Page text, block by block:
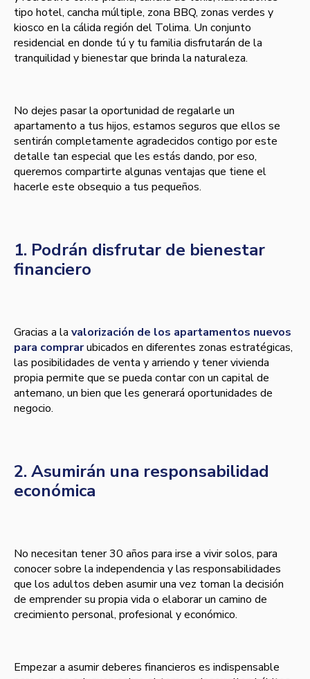
tipo hotel, cancha múltiple, zona BBQ, zonas verdes y
kiosco en la cálida región del Tolima. Un conjunto
residencial en donde tú y tu familia disfrutarán de la
tranquilidad y bienestar que brinda la naturaleza.
No dejes pasar la oportunidad de regalarle un
apartamento a tus hijos, estamos seguros que ellos se
sentirán completamente agradecidos contigo por este
detalle tan especial que les estás dando, por eso,
queremos compartirte algunas ventajas que tiene el
hacerle este obsequio a tus pequeños.
1. Podrán disfrutar de bienestar
financiero
Gracias a la valorización de los apartamentos nuevos
para comprarubicados en diferentes zonas estratégicas,
las posibilidades de venta y arriendo y tener vivienda
propia permite que se pueda contar con un capital de
antemano, un bien que les generará oportunidades de
negocio.
2. Asumirán una responsabilidad
económica
No necesitan tener 30 años para irse a vivir solos, para
conocer sobre la independencia y las responsabilidades
que los adultos deben asumir una vez toman la decisión
de emprender su propia vida o elaborar un camino de
crecimiento personal, profesional y económico.
Empezar a asumir deberes financieros es indispensable